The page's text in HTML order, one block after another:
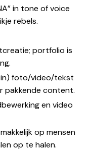
in tone of voice
rebels.
portfolio is
foto/video/tekst
pakkende content.
en video
op mensen
op te halen.